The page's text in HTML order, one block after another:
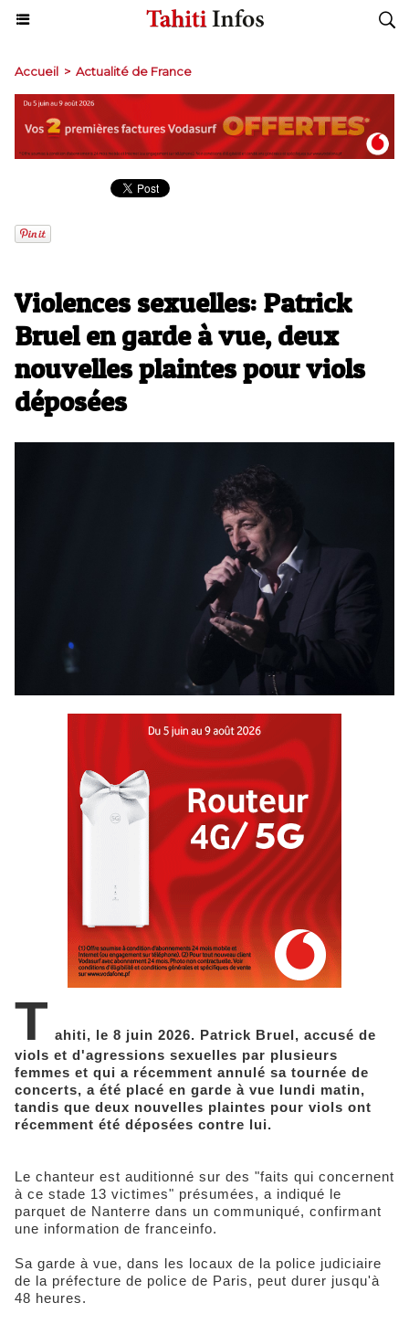
Accueil > Actualité de France
Violences sexuelles: Patrick
Bruel en garde à vue, deux
nouvelles plaintes pour viols
déposées
T ahiti, le 8 juin 2026. Patrick Bruel, accusé de
viols et d'agressions sexuelles par plusieurs
femmes et qui a récemment annulé sa tournée de
concerts, a été placé en garde à vue lundi matin,
tandis que deux nouvelles plaintes pour viols ont
récemment été déposées contre lui.
Le chanteur est auditionné sur des "faits qui concernent
à ce stade 13 victimes" présumées, a indiqué le
parquet de Nanterre dans un communiqué, confirmant
une information de franceinfo.
Sa garde à vue, dans les locaux de la police judiciaire
de la préfecture de police de Paris, peut durer jusqu'à
48 heures.